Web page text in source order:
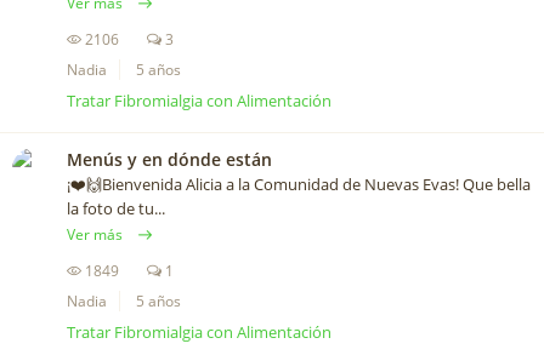
2106
3
Nadia
5 años
Tratar Fibromialgia con Alimentación
Menús y en dónde están
¡❤️️🙌Bienvenida Alicia a la Comunidad de Nuevas Evas! Que bella
la foto de tu...
Ver más
1849
1
Nadia
5 años
Tratar Fibromialgia con Alimentación